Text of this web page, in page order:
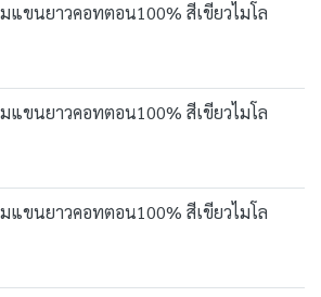
แขนยาวคอทตอน100% สีเขียวไมโล
แขนยาวคอทตอน100% สีเขียวไมโล
แขนยาวคอทตอน100% สีเขียวไมโล